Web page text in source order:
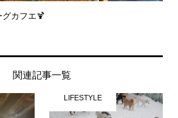
カフエ🍹
関連記事一覧
LIFESTYLE